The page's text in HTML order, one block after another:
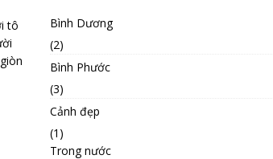
tô
Bình Dương
(2)
Bình Phước
(3)
Cảnh đẹp
(1)
Trong nước